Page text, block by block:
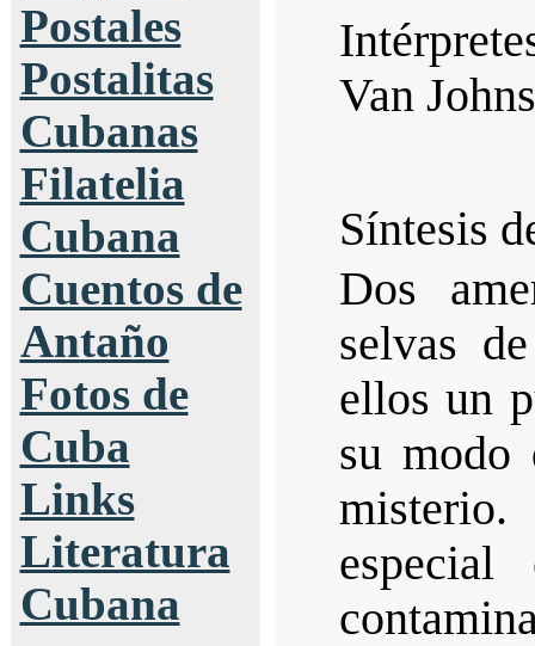
Postales
Postalitas
Cubanas
Filatelia
Cubana
Cuentos de
Antaño
Fotos de
Cuba
Links
Literatura
Cubana
Van
Síntesis
Dos
selvas
ellos un
su modo